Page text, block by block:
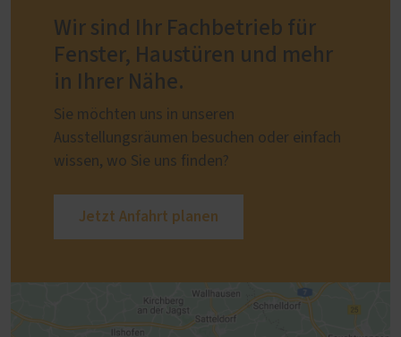
Wir sind Ihr Fachbetrieb für
Fenster, Haustüren und mehr
in Ihrer Nähe.
Sie möchten uns in unseren
Ausstellungsräumen besuchen oder einfach
wissen, wo Sie uns finden?
Jetzt Anfahrt planen